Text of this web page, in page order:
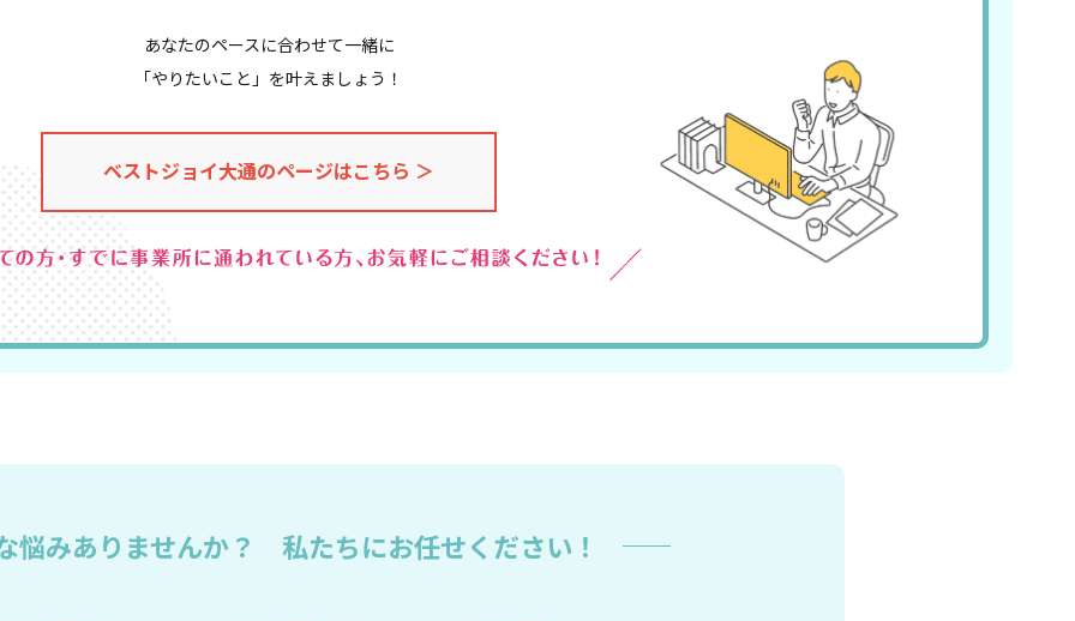
あなたのペースに合わせて一緒に
「やりたいこと」を叶えましょう！
ベストジョイ大通のページはこちら ＞
悩みありませんか？ 私たちにお任せください！